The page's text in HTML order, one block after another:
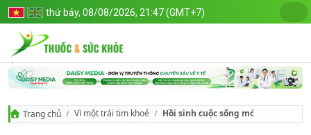
thứ bảy, 08/08/2026, 21:47 (GMT+7)
Trang chủ Vì một trái tim khoẻ Hồi sinh cuộc sống mới cho người